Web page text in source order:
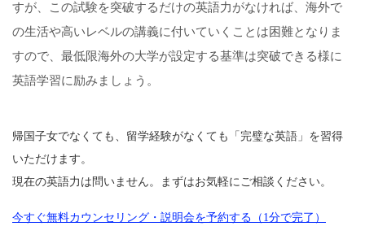
すが、この試験を突破するだけの英語力がなければ、海外で
の生活や高いレベルの講義に付いていくことは困難となりま
すので、最低限海外の大学が設定する基準は突破できる様に
英語学習に励みましょう。
帰国子女でなくても、留学経験がなくても「完璧な英語」を習得
いただけます。
現在の英語力は問いません。まずはお気軽にご相談ください。
今すぐ無料カウンセリング・説明会を予約する（1分で完了）